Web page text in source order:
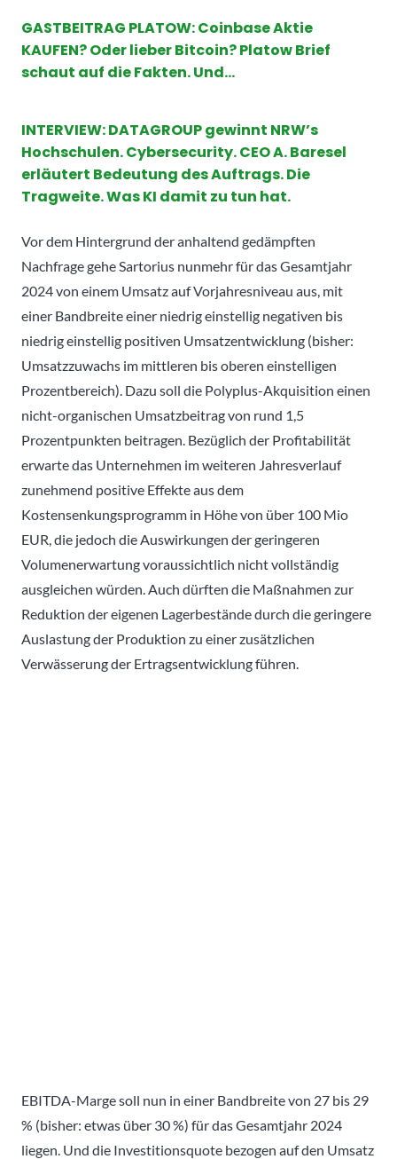
GASTBEITRAG PLATOW: Coinbase Aktie
KAUFEN? Oder lieber Bitcoin? Platow Brief
schaut auf die Fakten. Und…
INTERVIEW: DATAGROUP gewinnt NRW’s
Hochschulen. Cybersecurity. CEO A. Baresel
erläutert Bedeutung des Auftrags. Die
Tragweite. Was KI damit zu tun hat.
Vor dem Hintergrund der anhaltend gedämpften
Nachfrage gehe Sartorius nunmehr für das Gesamtjahr
2024 von einem Umsatz auf Vorjahresniveau aus, mit
einer Bandbreite einer niedrig einstellig negativen bis
niedrig einstellig positiven Umsatzentwicklung (bisher:
Umsatzzuwachs im mittleren bis oberen einstelligen
Prozentbereich). Dazu soll die Polyplus-Akquisition einen
nicht-organischen Umsatzbeitrag von rund 1,5
Prozentpunkten beitragen. Bezüglich der Profitabilität
erwarte das Unternehmen im weiteren Jahresverlauf
zunehmend positive Effekte aus dem
Kostensenkungsprogramm in Höhe von über 100 Mio
EUR, die jedoch die Auswirkungen der geringeren
Volumenerwartung voraussichtlich nicht vollständig
ausgleichen würden. Auch dürften die Maßnahmen zur
Reduktion der eigenen Lagerbestände durch die geringere
Auslastung der Produktion zu einer zusätzlichen
Verwässerung der Ertragsentwicklung führen.
EBITDA-Marge soll nun in einer Bandbreite von 27 bis 29
% (bisher: etwas über 30 %) für das Gesamtjahr 2024
liegen. Und die Investitionsquote bezogen auf den Umsatz